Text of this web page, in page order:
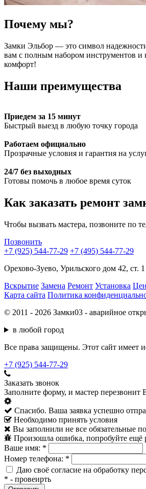
Почему мы?
Замки Эльбор — это символ
вам с полным набором инструментов и
комфорт!
Наши преимущества
Приедем за 15 минут
Быстрый выезд в любую точку города
Работаем официально
Прозрачные условия и гарантия на
24/7 без выходных
Готовы помочь в любое время суток
Как заказать ремонт
Чтобы вызвать мастера, позвоните по
Позвонить
+7 (925) 544-77-29 +7 (495) 544-77-29
Орехово-Зуево, Урильского дом 42, ст. 1
Вскрытие Замена Ремонт Установка
Карта сайта Политика
© 2011 - 2026 Замки03 - аварийное
в любой город
Все права защищены. Этот сайт имеет
+7 (925) 544-77-29
Заказать звонок
Заполните форму, и мастер
Спасибо. Ваша заявка успешно
Необходимо принять условия
Вы заполнили не все обязательные
Произошла ошибка, попробуйте ещё
Ваше имя: *
Номер телефона: *
Даю своё согласие на обработку
* - провеирть